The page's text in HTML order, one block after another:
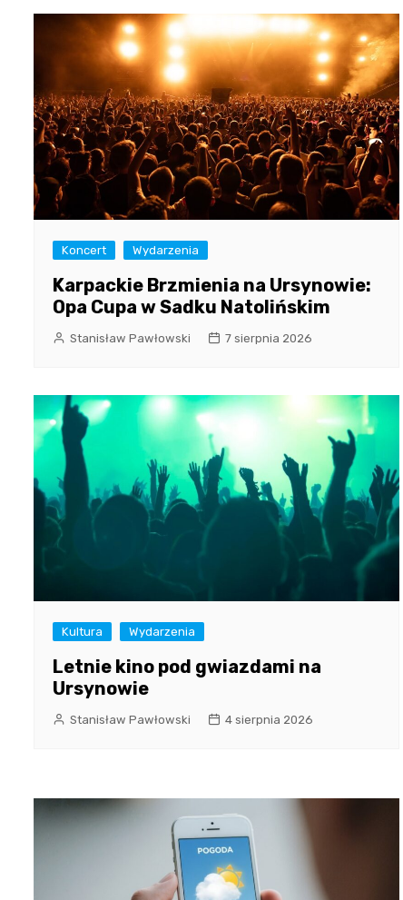
Koncert Wydarzenia
Karpackie Brzmienia na Ursynowie:
Opa Cupa w Sadku Natolińskim
Stanisław Pawłowski 7 sierpnia 2026
Kultura Wydarzenia
Letnie kino pod gwiazdami na
Ursynowie
Stanisław Pawłowski 4 sierpnia 2026